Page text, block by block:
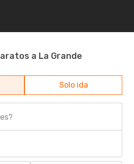
a La Grande
Solo ida